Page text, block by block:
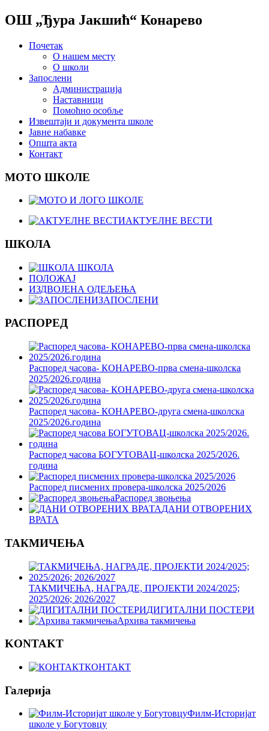
ОШ „Ђура Јакшић“ Конарево
Почетак
О нашем месту
О школи
Запослени
Администрација
Наставници
Помоћно особље
Извештаји и документа школе
Јавне набавке
Општа акта
Контакт
МОТО ШКОЛЕ
АКТУЕЛНЕ ВЕСТИ
ШКОЛА
ШКОЛА
ПОЛОЖАЈ
ИЗДВОЈЕНА ОДЕЉЕЊА
ЗАПОСЛЕНИ
РАСПОРЕД
Распоред часова- КОНАРЕВО-прва смена-школска
2025/2026.година
Распоред часова- КОНАРЕВО-друга смена-школска
2025/2026.година
Распоред часова БОГУТОВАЦ-школска 2025/2026.
година
Распоред писмених провера-школска 2025/2026
Распоред звоњења
ДАНИ ОТВОРЕНИХ
ВРАТА
ТАКМИЧЕЊА
ТАКМИЧЕЊА, НАГРАДЕ, ПРОЈЕКТИ 2024/2025;
2025/2026; 2026/2027
ДИГИТАЛНИ ПОСТЕРИ
Архива такмичења
KONTAKT
КОНТАКТ
Галерија
Филм-Историјат
школе у Богутовцу